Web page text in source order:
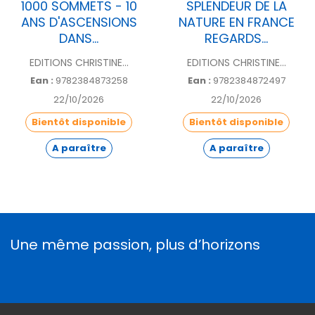
1000 SOMMETS - 10
ANS D'ASCENSIONS
DANS...
EDITIONS CHRISTINE...
Ean : 9782384873258
22/10/2026
Bientôt disponible
A paraître
SPLENDEUR DE LA
NATURE EN FRANCE
REGARDS...
EDITIONS CHRISTINE...
Ean : 9782384872497
22/10/2026
Bientôt disponible
A paraître
Une même passion, plus d’horizons